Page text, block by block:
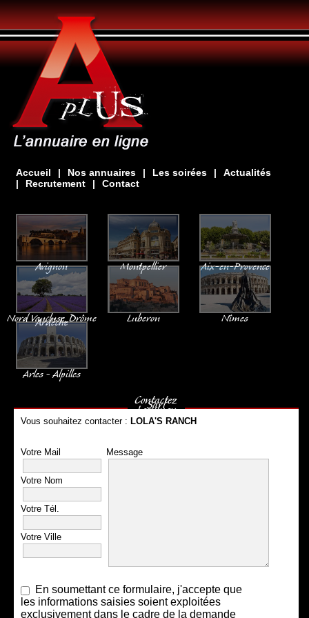
Accueil | Nos annuaires | Les soirées |
Actualités
|
Recrutement | Contact
Avignon Montpellier Aix-en-Provence
Nord Vaucluse, Drôme
Ardèche
Luberon Nîmes
Arles - Alpilles
Contactez
Sarl
Leonmay
Vous souhaitez contacter : LOLA'S RANCH
Votre Mail
Votre Nom
Votre Tél.
Votre Ville
Message
En soumettant ce formulaire, j'accepte que
les informations saisies soient exploitées
exclusivement dans le cadre de la demande